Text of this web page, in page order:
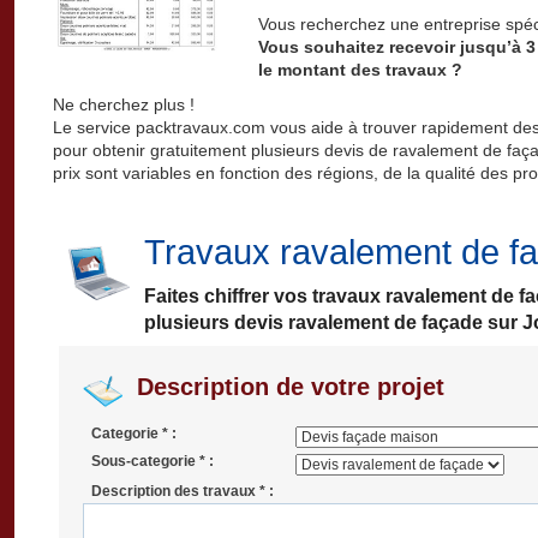
Vous recherchez une entreprise
Vous souhaitez recevoir jusqu’à
le montant des travaux ?
Ne cherchez plus !
Le service packtravaux.com vous aide à trouver rapidement
pour obtenir gratuitement plusieurs devis de ravalement de
prix sont variables en fonction des régions, de la qualité des
Travaux ravalement de
Faites chiffrer vos travaux ravalement de
plusieurs devis ravalement de façade sur
Description de votre projet
Categorie * :
Sous-categorie * :
Description des travaux * :